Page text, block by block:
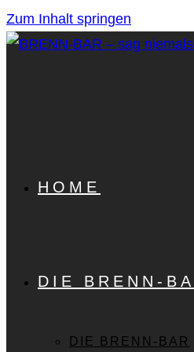
Zum Inhalt springen
HOME
DIE BRENN-
DIE BRENN-BAR